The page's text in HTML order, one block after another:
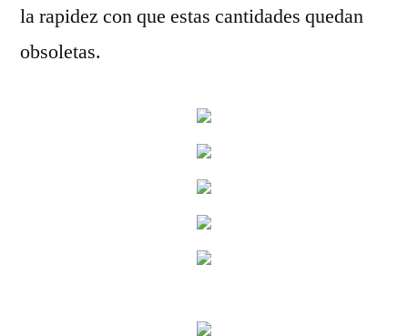
la rapidez con que estas cantidades quedan
obsoletas.